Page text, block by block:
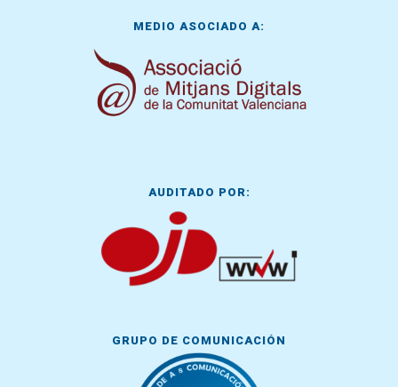
MEDIO ASOCIADO A:
AUDITADO POR:
GRUPO DE COMUNICACIÓN